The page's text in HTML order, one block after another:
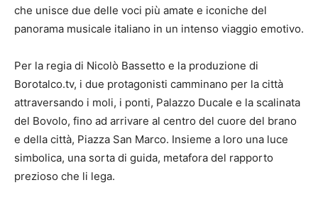
che unisce due delle voci più amate e iconiche del
panorama musicale italiano in un intenso viaggio emotivo.
Per la regia di Nicolò Bassetto e la produzione di
Borotalco.tv, i due protagonisti camminano per la città
attraversando i moli, i ponti, Palazzo Ducale e la scalinata
del Bovolo, fino ad arrivare al centro del cuore del brano
e della città, Piazza San Marco. Insieme a loro una luce
simbolica, una sorta di guida, metafora del rapporto
prezioso che li lega.